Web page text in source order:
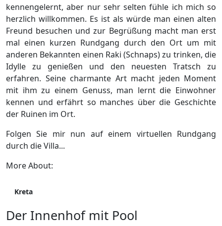
kennengelernt, aber nur sehr selten fühle ich mich so
herzlich willkommen. Es ist als würde man einen alten
Freund besuchen und zur Begrüßung macht man erst
mal einen kurzen Rundgang durch den Ort um mit
anderen Bekannten einen Raki (Schnaps) zu trinken, die
Idylle zu genießen und den neuesten Tratsch zu
erfahren. Seine charmante Art macht jeden Moment
mit ihm zu einem Genuss, man lernt die Einwohner
kennen und erfährt so manches über die Geschichte
der Ruinen im Ort.
Folgen Sie mir nun auf einem virtuellen Rundgang
durch die Villa...
More About:
Kreta
Der Innenhof mit Pool